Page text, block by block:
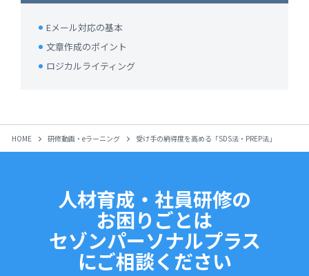
Eメール対応の基本
文章作成のポイント
ロジカルライティング
HOME 研修動画・eラーニング 受け手の納得度を高める「SDS法・PREP法」
人材育成・社員研修の
お困りごとは
セゾンパーソナルプラス
にご相談ください